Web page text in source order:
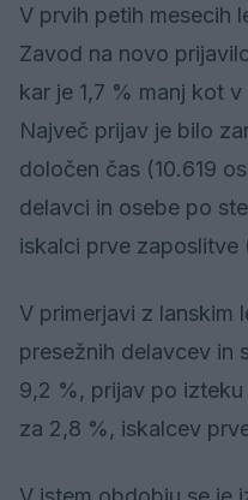
V prvih petih mesecih
Zavod na novo
kar je 1,7 % manj kot
Največ prijav je bilo
določen čas (10.619
delavci in osebe po
iskalci prve zaposlitve
V primerjavi z lanskim
presežnih delavcev in
9,2 %, prijav po
za 2,8 %, iskalcev